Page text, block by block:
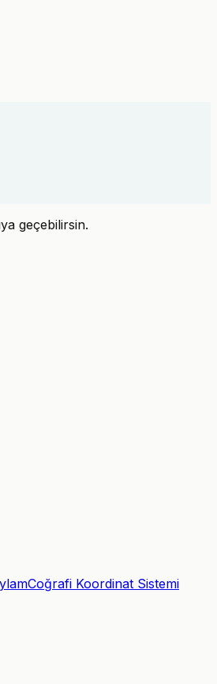
geçebilirsin.
Coğrafi Koordinat Sistemi